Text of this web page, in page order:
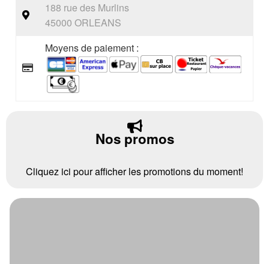
188 rue des Murlins
45000 ORLEANS
Moyens de paiement :
Nos promos
Cliquez ici pour afficher les promotions du moment!